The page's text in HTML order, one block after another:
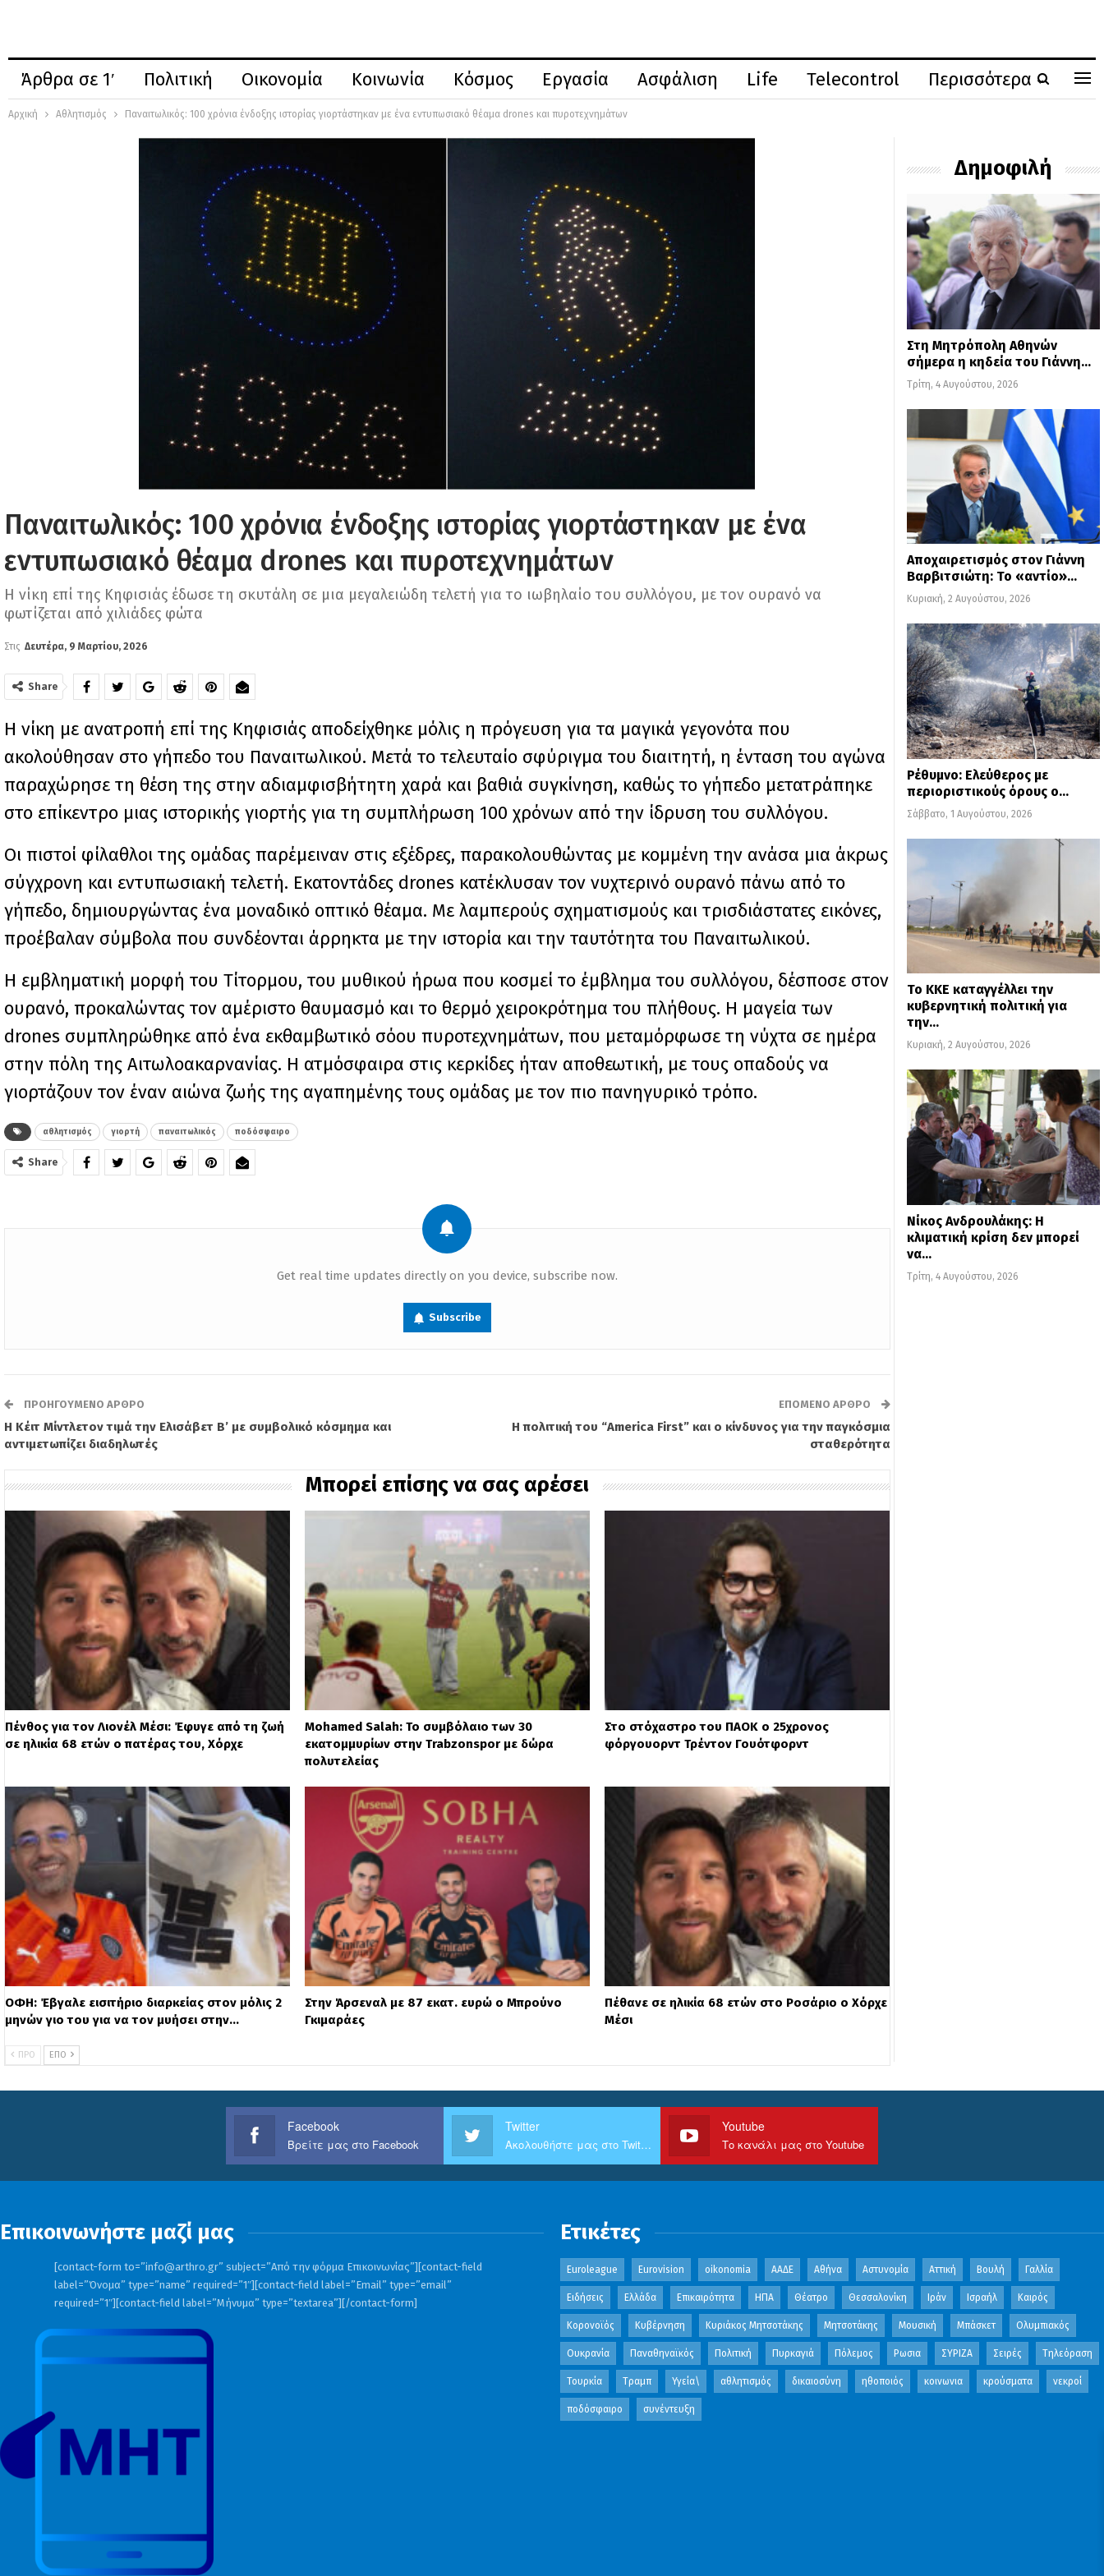
Άρθρα σε 1′ Πολιτική Οικονομία Κοινωνία Κόσμος Εργασία Ασφάλιση Life Telecontrol Περισσότερα
Αρχική Αθλητισμός Παναιτωλικός: 100 χρόνια ένδοξης ιστορίας γιορτάστηκαν με ένα εντυπωσιακό θέαμα drones και πυροτεχνημάτων
Παναιτωλικός: 100 χρόνια ένδοξης ιστορίας γιορτάστηκαν με ένα
εντυπωσιακό θέαμα drones και πυροτεχνημάτων
Η νίκη επί της Κηφισιάς έδωσε τη σκυτάλη σε μια μεγαλειώδη τελετή για το ιωβηλαίο του συλλόγου, με τον ουρανό να
φωτίζεται από χιλιάδες φώτα
Στις Δευτέρα, 9 Μαρτίου, 2026
Share
Η νίκη με ανατροπή επί της Κηφισιάς αποδείχθηκε μόλις η πρόγευση για τα μαγικά γεγονότα που
ακολούθησαν στο γήπεδο του Παναιτωλικού. Μετά το τελευταίο σφύριγμα του διαιτητή, η ένταση του αγώνα
παραχώρησε τη θέση της στην αδιαμφισβήτητη χαρά και βαθιά συγκίνηση, καθώς το γήπεδο μετατράπηκε
στο επίκεντρο μιας ιστορικής γιορτής για τη συμπλήρωση 100 χρόνων από την ίδρυση του συλλόγου.
Οι πιστοί φίλαθλοι της ομάδας παρέμειναν στις εξέδρες, παρακολουθώντας με κομμένη την ανάσα μια άκρως
σύγχρονη και εντυπωσιακή τελετή. Εκατοντάδες drones κατέκλυσαν τον νυχτερινό ουρανό πάνω από το
γήπεδο, δημιουργώντας ένα μοναδικό οπτικό θέαμα. Με λαμπερούς σχηματισμούς και τρισδιάστατες εικόνες,
προέβαλαν σύμβολα που συνδέονται άρρηκτα με την ιστορία και την ταυτότητα του Παναιτωλικού.
Η εμβληματική μορφή του Τίτορμου, του μυθικού ήρωα που κοσμεί το έμβλημα του συλλόγου, δέσποσε στον
ουρανό, προκαλώντας τον αμέριστο θαυμασμό και το θερμό χειροκρότημα του πλήθους. Η μαγεία των
drones συμπληρώθηκε από ένα εκθαμβωτικό σόου πυροτεχνημάτων, που μεταμόρφωσε τη νύχτα σε ημέρα
στην πόλη της Αιτωλοακαρνανίας. Η ατμόσφαιρα στις κερκίδες ήταν αποθεωτική, με τους οπαδούς να
γιορτάζουν τον έναν αιώνα ζωής της αγαπημένης τους ομάδας με τον πιο πανηγυρικό τρόπο.
αθλητισμός γιορτή παναιτωλικός ποδόσφαιρο
Share
Get real time updates directly on you device, subscribe now.
Subscribe
ΠΡΟΗΓΟΎΜΕΝΟ ΆΡΘΡΟ
Η Κέιτ Μίντλετον τιμά την Ελισάβετ Β’ με συμβολικό κόσμημα και
αντιμετωπίζει διαδηλωτές
ΕΠΌΜΕΝΟ ΆΡΘΡΟ
Η πολιτική του “America First” και ο κίνδυνος για την παγκόσμια
σταθερότητα
Μπορεί επίσης να σας αρέσει
Πένθος για τον Λιονέλ Μέσι: Έφυγε από τη ζωή
σε ηλικία 68 ετών ο πατέρας του, Χόρχε
Mohamed Salah: Το συμβόλαιο των 30
εκατομμυρίων στην Trabzonspor με δώρα
πολυτελείας
Στο στόχαστρο του ΠΑΟΚ ο 25χρονος
φόργουορντ Τρέντον Γουότφορντ
ΟΦΗ: Έβγαλε εισιτήριο διαρκείας στον μόλις 2
μηνών γιο του για να τον μυήσει στην…
Στην Άρσεναλ με 87 εκατ. ευρώ ο Μπρούνο
Γκιμαράες
Πέθανε σε ηλικία 68 ετών στο Ροσάριο ο Χόρχε
Μέσι
ΠΡΟ ΕΠΌ
Δημοφιλή
Στη Μητρόπολη Αθηνών
σήμερα η κηδεία του Γιάννη…
Τρίτη, 4 Αυγούστου, 2026
Αποχαιρετισμός στον Γιάννη
Βαρβιτσιώτη: Το «αντίο»…
Κυριακή, 2 Αυγούστου, 2026
Ρέθυμνο: Ελεύθερος με
περιοριστικούς όρους ο…
Σάββατο, 1 Αυγούστου, 2026
Το ΚΚΕ καταγγέλλει την
κυβερνητική πολιτική για
την…
Κυριακή, 2 Αυγούστου, 2026
Νίκος Ανδρουλάκης: Η
κλιματική κρίση δεν μπορεί
να…
Τρίτη, 4 Αυγούστου, 2026
Facebook
Βρείτε μας στο Facebook
Twitter
Ακολουθήστε μας στο Twitter
Youtube
Το κανάλι μας στο Youtube
Επικοινωνήστε μαζί μας
[contact-form to=”info@arthro.gr” subject=”Από την φόρμα Επικοινωνίας”][contact-field
label=”Όνομα” type=”name” required=”1″][contact-field label=”Email” type=”email”
required=”1″][contact-field label=”Μήνυμα” type=”textarea”][/contact-form]
Ετικέτες
Euroleague Eurovision oikonomia ΑΑΔΕ Αθήνα Αστυνομία Αττική Βουλή Γαλλία
Ειδήσεις Ελλάδα Επικαιρότητα ΗΠΑ Θέατρο Θεσσαλονίκη Ιράν Ισραήλ Καιρός
Κορονοϊός Κυβέρνηση Κυριάκος Μητσοτάκης Μητσοτάκης Μουσική Μπάσκετ Ολυμπιακός
Ουκρανία Παναθηναϊκός Πολιτική Πυρκαγιά Πόλεμος Ρωσια ΣΥΡΙΖΑ Σειρές Τηλεόραση
Τουρκία Τραμπ Υγεία\ αθλητισμός δικαιοσύνη ηθοποιός κοινωνια κρούσματα νεκροί
ποδόσφαιρο συνέντευξη